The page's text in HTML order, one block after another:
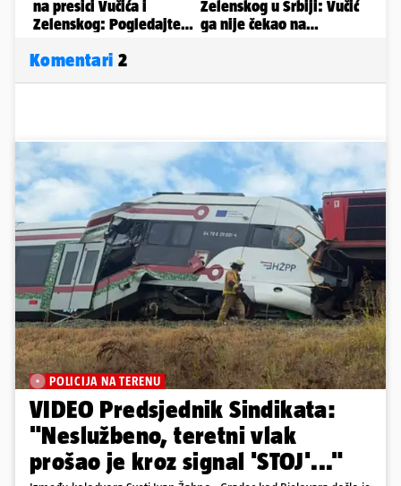
Komentari 2
POLICIJA NA TERENU
VIDEO Predsjednik Sindikata:
"Neslužbeno, teretni vlak
prošao je kroz signal 'STOJ'..."